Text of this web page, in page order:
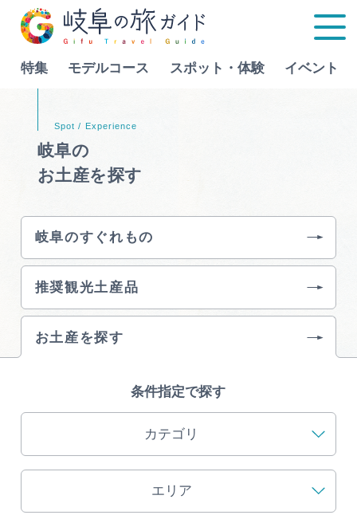
特集 モデルコース スポット・体験 イベント
特集
スポット・体験
イベント
グルメ
インフォメーション
Language
行きたいリストを見る
岐阜の
お土産を探す
岐阜のすぐれもの
推奨観光土産品
お土産を探す
条件指定で探す
カテゴリ
エリア